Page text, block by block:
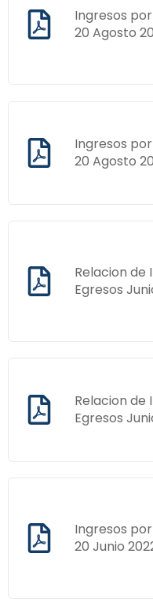
Ingresos
20 Agosto
Ingresos
20 Agosto
Relacion de
Egresos
Relacion de
Egresos
Ingresos
20 Junio